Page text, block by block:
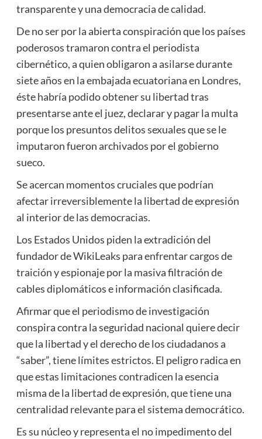
transparente y una democracia de calidad.
De no ser por la abierta conspiración que los países
poderosos tramaron contra el periodista
cibernético, a quien obligaron a asilarse durante
siete años en la embajada ecuatoriana en Londres,
éste habría podido obtener su libertad tras
presentarse ante el juez, declarar y pagar la multa
porque los presuntos delitos sexuales que se le
imputaron fueron archivados por el gobierno
sueco.
Se acercan momentos cruciales que podrían
afectar irreversiblemente la libertad de expresión
al interior de las democracias.
Los Estados Unidos piden la extradición del
fundador de WikiLeaks para enfrentar cargos de
traición y espionaje por la masiva filtración de
cables diplomáticos e información clasificada.
Afirmar que el periodismo de investigación
conspira contra la seguridad nacional quiere decir
que la libertad y el derecho de los ciudadanos a
“saber”, tiene límites estrictos. El peligro radica en
que estas limitaciones contradicen la esencia
misma de la libertad de expresión, que tiene una
centralidad relevante para el sistema democrático.
Es su núcleo y representa el no impedimento del